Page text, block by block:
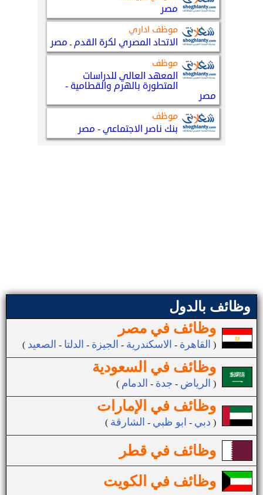
وظائف بالدول
وظائف في مصر
( القاهرة - الاسكندرية - الجيزة - الدلتا - الصعيد )
وظائف في السعودية
( الرياض - جدة - الدمام )
وظائف في الإمارات
( دبي - ابو ظبي - الشارقة )
وظائف في قطر
وظائف في الكويت